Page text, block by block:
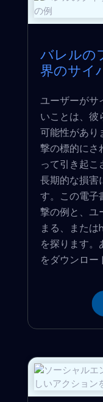
バレルの
界のサイ
ユーザーがサ
いことは、彼
可能性があり
撃の標的にさ
って引き起こ
長期的な損害
す。この電子
撃の例と、ユ
まる、または
を探ります。
をダウンロー